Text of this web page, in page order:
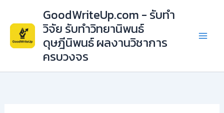
content
GoodWriteUp.com - รับทำ
วิจัย รับทำวิทยานิพนธ์
ดุษฎีนิพนธ์ ผลงานวิชาการ
ครบวงจร